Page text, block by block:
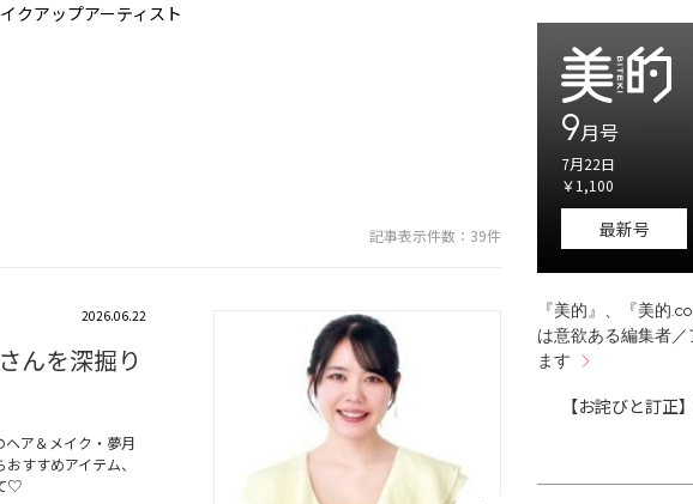
クアップアーティスト
記事表示件数：39件
2026.06.22
んを深掘り
ア＆メイク・夢月
すすめアイテム、
♡
9月号
7月22日
￥1,100
最新号
『美的』、『美的
は意欲ある編集者
ます
【お詫びと訂正】